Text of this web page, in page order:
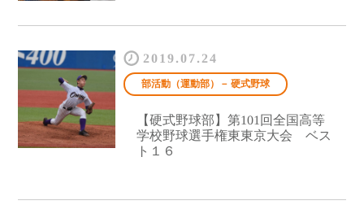
2019.07.24
部活動（運動部）－ 硬式野球
【硬式野球部】第101回全国高等
学校野球選手権東東京大会 ベス
ト１６